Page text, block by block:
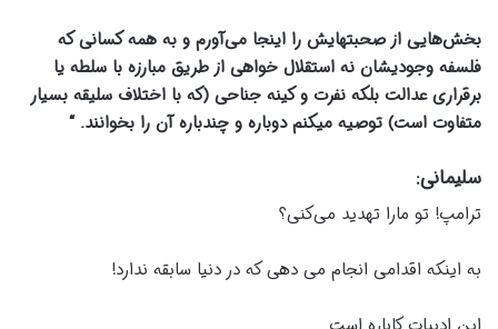
بخش‌هایی از صحبتهایش را اینجا می‌آورم و به همه کسانی که
فلسفه وجودیشان نه استقلال خواهی از طریق مبارزه با سلطه یا
برقراری عدالت بلکه نفرت و کینه جناحی (که با اختلاف سلیقه بسیار
متفاوت است) توصیه میکنم دوباره و چندباره آن را بخوانند. “
سلیمانی:
ترامپ! تو مارا تهدید می‌کنی؟
به اینکه اقدامی انجام می دهی که در دنیا سابقه ندارد!